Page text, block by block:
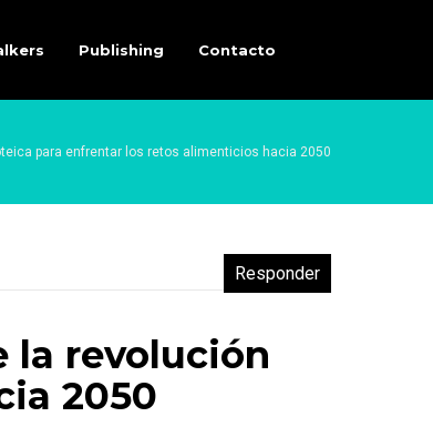
Publishing Contacto
para enfrentar los retos alimenticios hacia 2050
la revolución
2050
Responder